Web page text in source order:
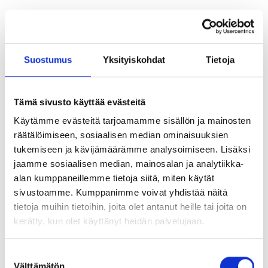
Suostumus Yksityiskohdat Tietoja
Tämä sivusto käyttää evästeitä
Käytämme evästeitä tarjoamamme sisällön ja mainosten
räätälöimiseen, sosiaalisen median ominaisuuksien
tukemiseen ja kävijämäärämme analysoimiseen. Lisäksi
jaamme sosiaalisen median, mainosalan ja analytiikka-
alan kumppaneillemme tietoja siitä, miten käytät
sivustoamme. Kumppanimme voivat yhdistää näitä
tietoja muihin tietoihin, joita olet antanut heille tai joita on
kerätty, kun olet käyttänyt heidän palvelujaan.
Välttämätön
Charly Salonius-
Pasternak
Milttonin
omistaman
Nordic West
Officen
toimitusjohtajaksi
West Office laajentaa toimintaansa. Ulkopoliittisen